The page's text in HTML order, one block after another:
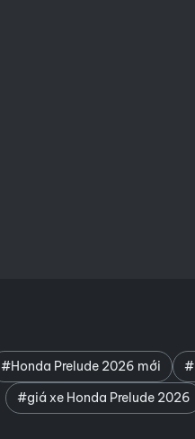
#Honda Prelude 2026 mới
#giá xe Honda Prelude 2026